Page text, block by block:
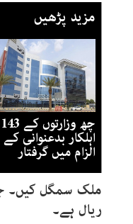
مزید پڑھیں
چھ وزارتوں کے 143
اہلکار بدعنوانی کے
الزام میں گرفتار
ملک سمگل کیں۔
ریال ہے۔